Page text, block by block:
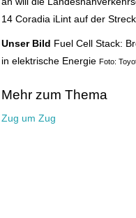
14 Coradia iLint auf der
Unser Bild Fuel Cell Stack:
in elektrische EnergieFoto:
Mehr zum Thema
Zug um Zug